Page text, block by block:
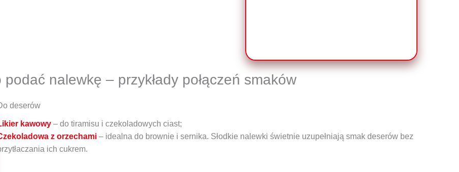
podać nalewkę – przykłady połączeń smaków
deserów
kawowy – do tiramisu i czekoladowych ciast;
z orzechami – idealna do brownie i sernika. Słodkie nalewki świetnie uzupełniają smak deserów bez
ich cukrem.